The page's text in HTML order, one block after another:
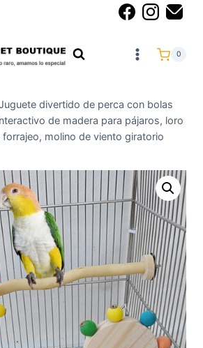
0
divertido de perca con bolas
de madera para pájaros, loro
molino de viento giratorio